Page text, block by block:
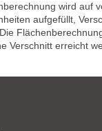
wird auf
aufgefüllt,
Verschnitt erreicht